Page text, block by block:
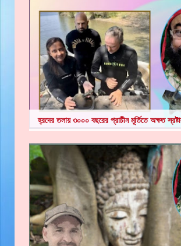
হ্রদের তলায় ৩০০০ বছরের প্রাচীন মূর্তিতে অক্ষত